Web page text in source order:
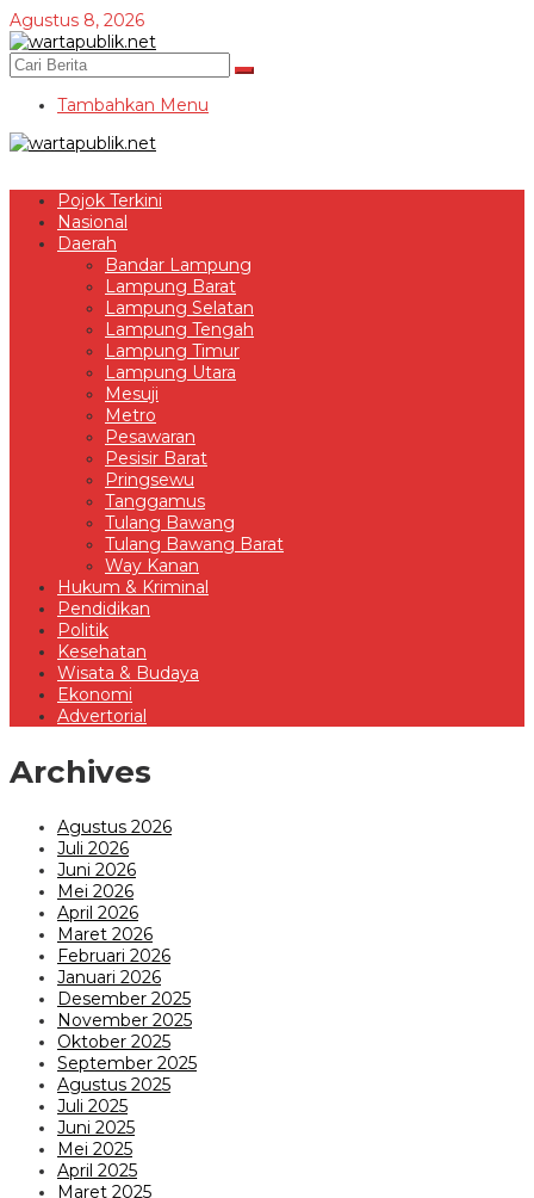
Lewati
ke
konten
Agustus 8, 2026
Tambahkan Menu
Pojok Terkini
Nasional
Daerah
Bandar Lampung
Lampung Barat
Lampung Selatan
Lampung Tengah
Lampung Timur
Lampung Utara
Mesuji
Metro
Pesawaran
Pesisir Barat
Pringsewu
Tanggamus
Tulang Bawang
Tulang Bawang Barat
Way Kanan
Hukum & Kriminal
Pendidikan
Politik
Kesehatan
Wisata & Budaya
Ekonomi
Advertorial
Archives
Agustus 2026
Juli 2026
Juni 2026
Mei 2026
April 2026
Maret 2026
Februari 2026
Januari 2026
Desember 2025
November 2025
Oktober 2025
September 2025
Agustus 2025
Juli 2025
Juni 2025
Mei 2025
April 2025
Maret 2025